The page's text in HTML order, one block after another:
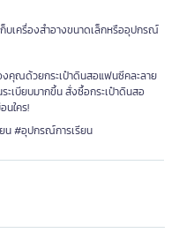
บเครื่องสำอางขนาดเล็กหรืออุปกรณ์
งคุณด้วยกระเป๋าดินสอแฟนซีคละลาย
ะเบียบมากขึ้น สั่งซื้อกระเป๋าดินสอ
นใคร!
น #อุปกรณ์การเรียน